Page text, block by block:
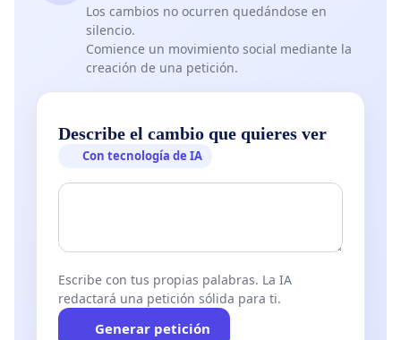
Los cambios no ocurren quedándose en
silencio.
Comience un movimiento social mediante la
creación de una petición.
Describe el cambio que quieres ver
Con tecnología de IA
Escribe con tus propias palabras. La IA
redactará una petición sólida para ti.
Generar petición